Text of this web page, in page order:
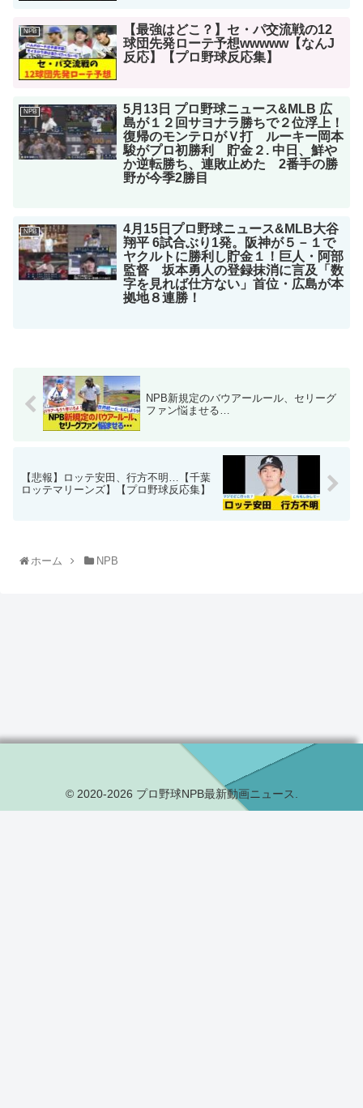
NPB
【最強はどこ？】セ・パ交流戦の12
球団先発ローテ予想wwwww【なんJ
反応】【プロ野球反応集】
NPB
5月13日 プロ野球ニュース&MLB 広
島が１２回サヨナラ勝ちで２位浮上！
復帰のモンテロがＶ打 ルーキー岡本
駿がプロ初勝利 貯金２. 中日、鮮や
か逆転勝ち、連敗止めた 2番手の勝
野が今季2勝目
NPB
4月15日プロ野球ニュース&MLB大谷
翔平 6試合ぶり1発。阪神が５－１で
ヤクルトに勝利し貯金１！巨人・阿部
監督 坂本勇人の登録抹消に言及「数
字を見れば仕方ない」首位・広島が本
拠地８連勝！
NPB新規定のバウアールール、セリーグ
ファン悩ませる…
【悲報】ロッテ安田、行方不明…【千葉
ロッテマリーンズ】【プロ野球反応集】
ホーム NPB
© 2020-2026 プロ野球NPB最新動画ニュース.